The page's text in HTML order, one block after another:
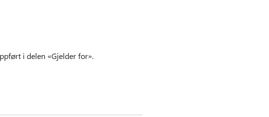
i delen «Gjelder for».